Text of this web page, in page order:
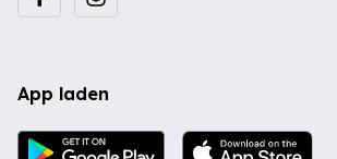
App laden